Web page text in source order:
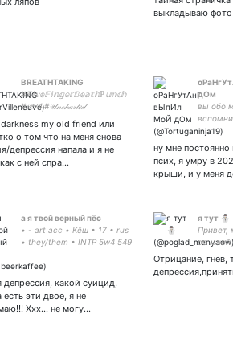
выкладываю фото
BREATHTAKING
#𝔽𝕚𝕧𝕖𝔽𝕚𝕟𝕘𝕖𝕣𝔻𝕖𝕒𝕥𝕙ℙ𝕦𝕟𝕔𝕙
#𝒫𝒮𝟦 #𝒰𝓃𝒸𝒽𝒶𝓇𝓉𝑒𝒹
#𝒟𝑒𝓋𝒾𝓁𝑀𝒶𝓎𝒞𝓇𝓎 #ResidentEvil
#ʟᴏɢᴀɴ #HughJackman
#Cyberpunk2077 #StarWars
my old friend или
о том что на меня снова
депрессия напала и я не
с ней спра…
дОм
вы обо
либо
ну мне постоянно
псих, я умру в
крыши, и у меня
а я твой верный пёс
• - art acc • Кёш • 17 • rus
• they/them • INTP 5w4 549
депрессия, какой суицид,
есть эти двое, я не
Ххх... не могу...
я тут ⛄️
Привет,
со мной
Отрицание, гнев,